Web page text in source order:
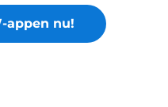
appen nu!